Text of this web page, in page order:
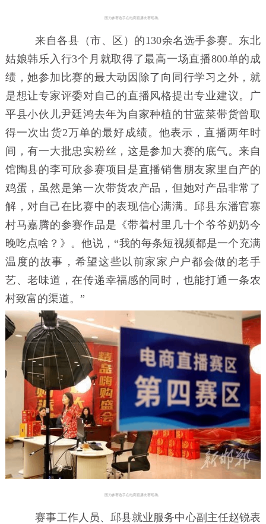
图为参赛选手在电商直播比赛现场。
来自各县（市、区）的130余名选手参赛。东北
姑娘韩乐入行3个月就取得了最高一场直播800单的成
绩，她参加比赛的最大动因除了向同行学习之外，就
是想让专家评委对自己的直播风格提出专业建议。广
平县小伙儿尹廷鸿去年为自家种植的甘蓝菜带货曾取
得一次出货2万单的最好成绩。他表示，直播两年时
间，有一大批忠实粉丝，这是参加大赛的底气。来自
馆陶县的李可欣参赛项目是直播销售朋友家里自产的
鸡蛋，虽然是第一次带货农产品，但她对产品非常了
解，对自己在比赛中的表现信心满满。邱县东潘官寨
村马嘉腾的参赛作品是《带着村里几十个爷爷奶奶今
晚吃点啥？》。他说，“我的每条短视频都是一个充满
温度的故事，希望这些以前家家户户都会做的老手
艺、老味道，在传递幸福感的同时，也能打通一条农
村致富的渠道。”
图为参赛选手在电商直播比赛现场。
赛事工作人员、邱县就业服务中心副主任赵锐表